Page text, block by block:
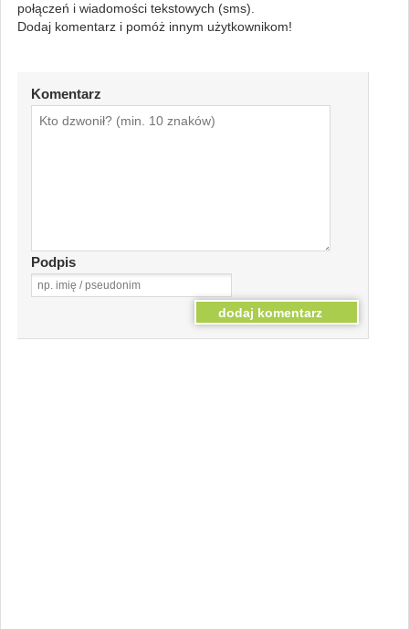
połączeń i wiadomości tekstowych (sms).
Dodaj komentarz i pomóż innym użytkownikom!
Komentarz
Podpis